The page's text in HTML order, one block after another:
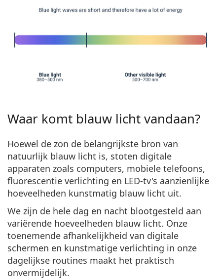
Waar komt blauw licht vandaan?
Hoewel de zon de belangrijkste bron van
natuurlijk blauw licht is, stoten digitale
apparaten zoals computers, mobiele telefoons,
fluorescentie verlichting en LED-tv's aanzienlijke
hoeveelheden kunstmatig blauw licht uit.
We zijn de hele dag en nacht blootgesteld aan
variërende hoeveelheden blauw licht. Onze
toenemende afhankelijkheid van digitale
schermen en kunstmatige verlichting in onze
dagelijkse routines maakt het praktisch
onvermijdelijk.